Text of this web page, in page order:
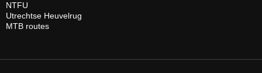
NTFU
Utrechtse Heuvelrug
MTB routes